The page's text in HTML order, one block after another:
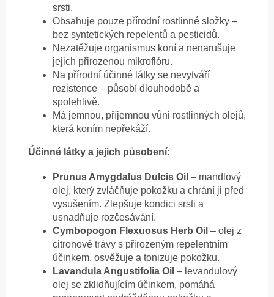
srsti.
Obsahuje pouze přírodní rostlinné složky –
bez syntetických repelentů a pesticidů.
Nezatěžuje organismus koní a nenarušuje
jejich přirozenou mikroflóru.
Na přírodní účinné látky se nevytváří
rezistence – působí dlouhodobě a
spolehlivě.
Má jemnou, příjemnou vůni rostlinných olejů,
která koním nepřekáží.
Účinné látky a jejich působení:
Prunus Amygdalus Dulcis Oil – mandlový
olej, který zvláčňuje pokožku a chrání ji před
vysušením. Zlepšuje kondici srsti a
usnadňuje rozčesávání.
Cymbopogon Flexuosus Herb Oil – olej z
citronové trávy s přirozeným repelentním
účinkem, osvěžuje a tonizuje pokožku.
Lavandula Angustifolia Oil – levandulový
olej se zklidňujícím účinkem, pomáhá